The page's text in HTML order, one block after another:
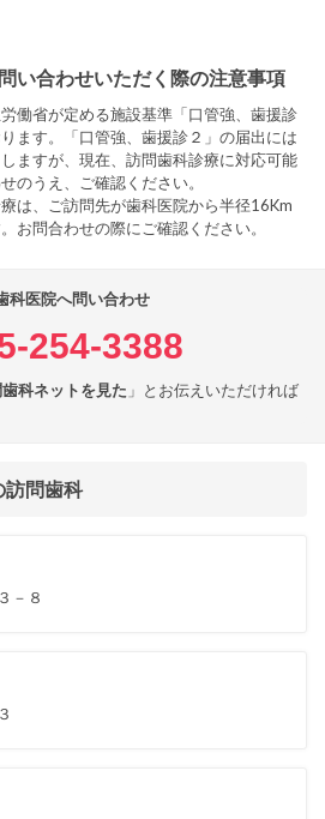
い合わせいただく際の注意事項
働省が定める施設基準「口管強、歯援診
ます。「口管強、歯援診２」の届出には
ますが、現在、訪問歯科診療に対応可能
のうえ、ご確認ください。
は、ご訪問先が歯科医院から半径16Km
お問合わせの際にご確認ください。
科医院へ問い合わせ
254-3388
科ネットを見た 」とお伝えいただければ
訪問歯科
－８